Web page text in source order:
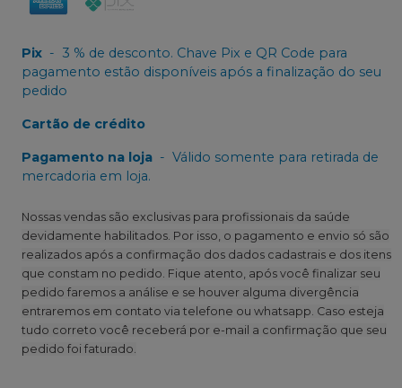
Pix - 3 % de desconto. Chave Pix e QR Code para
pagamento estão disponíveis após a finalização do seu
pedido
Cartão de crédito
Pagamento na loja - Válido somente para retirada de
mercadoria em loja.
Nossas vendas são exclusivas para profissionais da saúde
devidamente habilitados. Por isso, o pagamento e envio só são
realizados após a confirmação dos dados cadastrais e dos itens
que constam no pedido. Fique atento, após você finalizar seu
pedido faremos a análise e se houver alguma divergência
entraremos em contato via telefone ou whatsapp. Caso esteja
tudo correto você receberá por e-mail a confirmação que seu
pedido foi faturado.